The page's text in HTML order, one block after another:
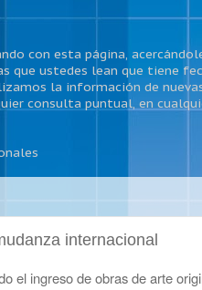
con esta página,
que ustedes lean que tiene
la información de
consulta puntual, en
internacional
el ingreso de obras de arte